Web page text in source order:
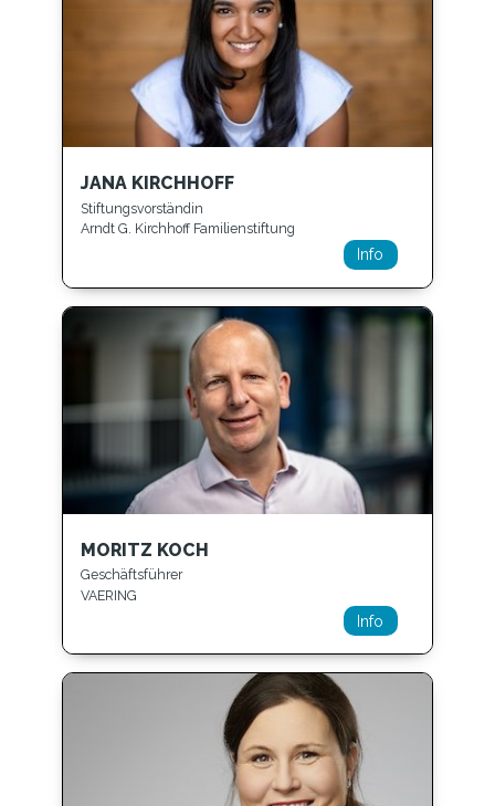
JANA KIRCHHOFF
Stiftungsvorständin
Arndt G. Kirchhoff Familienstiftung
Info
MORITZ KOCH
Geschäftsführer
VAERING
Info